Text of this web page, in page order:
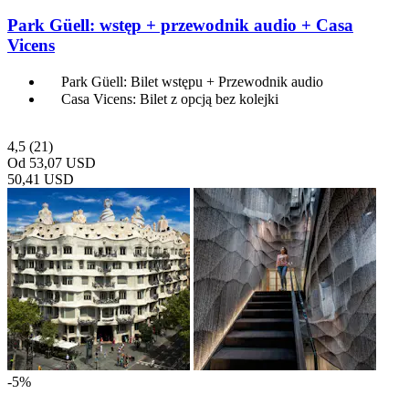
Park Güell: wstęp + przewodnik audio + Casa
Vicens
Park Güell: Bilet wstępu + Przewodnik audio
Casa Vicens: Bilet z opcją bez kolejki
4,5 (21)
Od 53,07 USD
50,41 USD
-5%